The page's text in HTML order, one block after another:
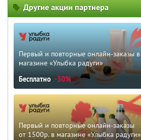
Другие акции партнера
Первый и повторные онлайн-заказы в
магазине «Улыбка радуги»
Бесплатно -30%
Первый и повторные онлайн-заказы
от 1500р. в магазине «Улыбка радуги»